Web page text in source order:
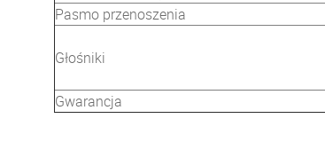
Pasmo przenoszenia
Głośniki
Gwarancja